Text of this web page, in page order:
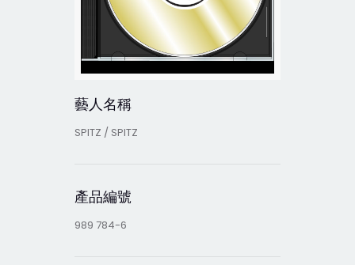
藝人名稱
SPITZ / SPITZ
產品編號
989 784-6